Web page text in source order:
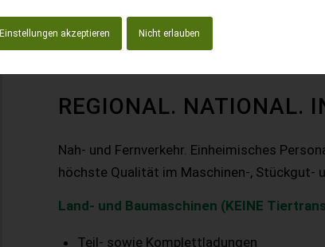
Einstellungen akzeptieren Nicht erlauben
REGIONAL. NATIONAL.
Nah- und Fernverkehr. Einheimisches
höchste Qualität im Maschinen-, Stückgut-
Land- und Baumaschinen (KEINE
Teil- sowie Komplettladungen